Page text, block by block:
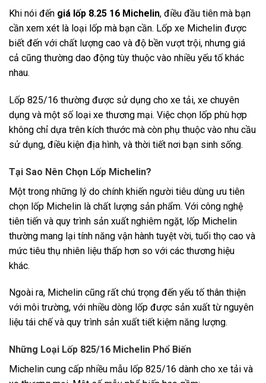
Khi nói đến giá lốp 8.25 16 Michelin, điều đầu tiên mà bạn
cần xem xét là loại lốp mà bạn cần. Lốp xe Michelin được
biết đến với chất lượng cao và độ bền vượt trội, nhưng giá
cả cũng thường dao động tùy thuộc vào nhiều yếu tố khác
nhau.
Lốp 825/16 thường được sử dụng cho xe tải, xe chuyên
dụng và một số loại xe thương mại. Việc chọn lốp phù hợp
không chỉ dựa trên kích thước mà còn phụ thuộc vào nhu cầu
sử dụng, điều kiện địa hình, và thời tiết nơi bạn sinh sống.
Tại Sao Nên Chọn Lốp Michelin?
Một trong những lý do chính khiến người tiêu dùng ưu tiên
chọn lốp Michelin là chất lượng sản phẩm. Với công nghệ
tiên tiến và quy trình sản xuất nghiêm ngặt, lốp Michelin
thường mang lại tính năng vận hành tuyệt vời, tuổi thọ cao và
mức tiêu thụ nhiên liệu thấp hơn so với các thương hiệu
khác.
Ngoài ra, Michelin cũng rất chú trọng đến yếu tố thân thiện
với môi trường, với nhiều dòng lốp được sản xuất từ nguyên
liệu tái chế và quy trình sản xuất tiết kiệm năng lượng.
Những Loại Lốp 825/16 Michelin Phổ Biến
Michelin cung cấp nhiều mẫu lốp 825/16 dành cho xe tải và